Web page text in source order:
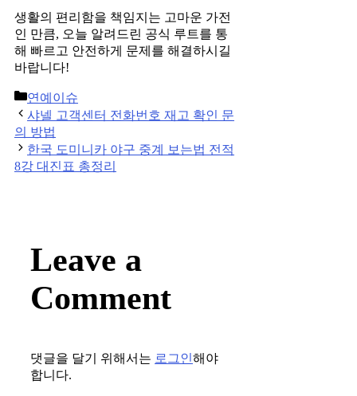
생활의 편리함을 책임지는 고마운 가전
인 만큼, 오늘 알려드린 공식 루트를 통
해 빠르고 안전하게 문제를 해결하시길
바랍니다!
Categories
연예이슈
Post
navigation
샤넬 고객센터 전화번호 재고 확인 문
의 방법
한국 도미니카 야구 중계 보는법 전적
8강 대진표 총정리
Leave a
Comment
댓글을 달기 위해서는 로그인해야
합니다.